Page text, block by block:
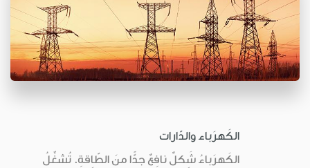
الكَهرَباء والدّارات
الكَهرَباءُ شَكلٌ نافِعٌ جدًّا منَ الطّاقةِ. تُشغِّلُ